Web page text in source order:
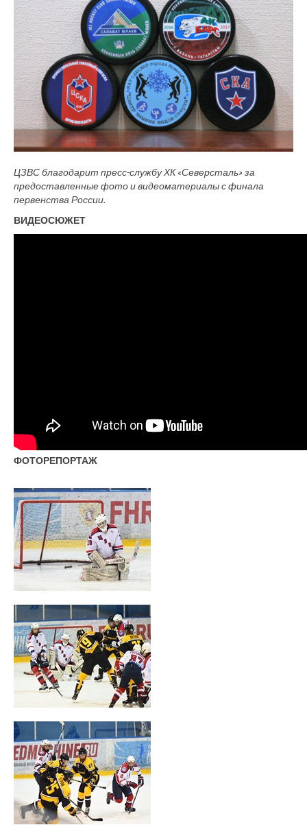
ЦЗВС благодарит пресс-службу ХК «Северсталь» за
предоставленные фото и видеоматериалы с финала
первенства России.
ВИДЕОСЮЖЕТ
ФОТОРЕПОРТАЖ